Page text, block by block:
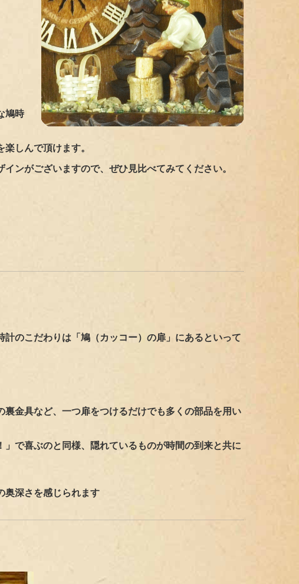
鳩時
しんで頂けます。
ンがございますので、ぜひ見比べてみてください。
計のこだわりは 「鳩 （カッコー）の扉」 にあるといって
金具など、一つ扉をつけるだけでも多くの部品を用い
で喜ぶのと同様、隠れているものが時間の到来と共に
奥深さを感じられます